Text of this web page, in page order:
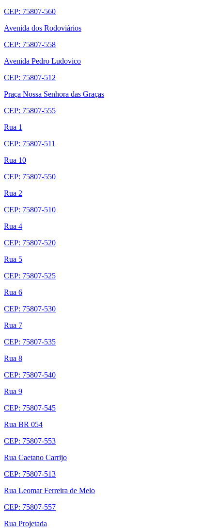
CEP: 75807-560
Avenida dos Rodoviários
CEP: 75807-558
Avenida Pedro Ludovico
CEP: 75807-512
Praça Nossa Senhora das Graças
CEP: 75807-555
Rua 1
CEP: 75807-511
Rua 10
CEP: 75807-550
Rua 2
CEP: 75807-510
Rua 4
CEP: 75807-520
Rua 5
CEP: 75807-525
Rua 6
CEP: 75807-530
Rua 7
CEP: 75807-535
Rua 8
CEP: 75807-540
Rua 9
CEP: 75807-545
Rua BR 054
CEP: 75807-553
Rua Caetano Carrijo
CEP: 75807-513
Rua Leomar Ferreira de Melo
CEP: 75807-557
Rua Projetada